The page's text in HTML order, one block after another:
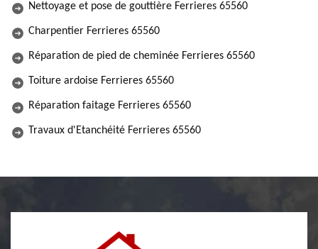
Nettoyage et pose de gouttière Ferrieres 65560
Charpentier Ferrieres 65560
Réparation de pied de cheminée Ferrieres 65560
Toiture ardoise Ferrieres 65560
Réparation faitage Ferrieres 65560
Travaux d'Etanchéité Ferrieres 65560